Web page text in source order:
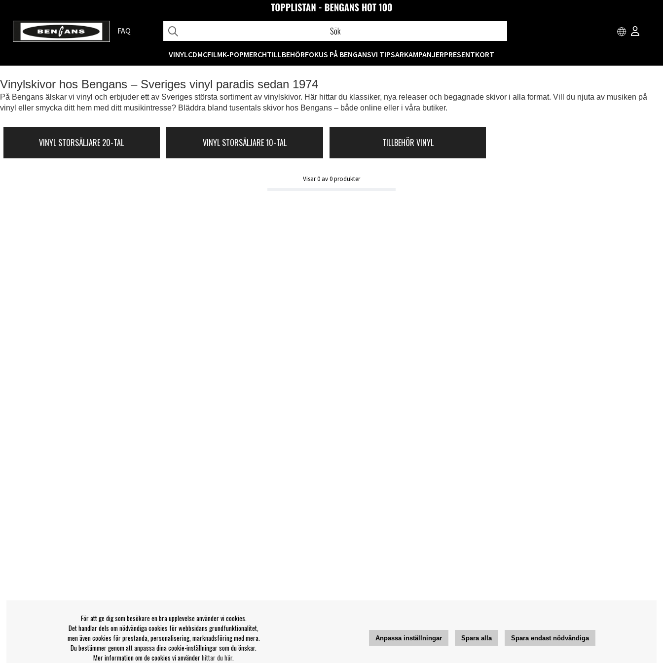
FAQ
VINYLCDMCFILMK-POPMERCHTILLBEHÖRFOKUS PÅ BENGANSVI TIPSARKAMPANJERPRESENTKORT
Vinylskivor hos Bengans – Sveriges vinyl paradis sedan 1974
På Bengans älskar vi vinyl och erbjuder ett av Sveriges största sortiment av vinylskivor. Här hittar du klassiker, nya releaser och begagnade skivor i alla format. Vill du njuta av musiken på
vinyl eller smycka ditt hem med ditt musikintresse? Bläddra bland tusentals skivor hos Bengans – både online eller i våra butiker.
VINYL STORSÄLJARE 20-TAL VINYL STORSÄLJARE 10-TAL TILLBEHÖR VINYL
Visar0 av0produkter
För att ge dig som besökare en bra upplevelse använder vi cookies.
Det handlar dels om nödvändiga cookies för webbsidans grundfunktionalitet,
men även cookies för prestanda, personalisering, marknadsföring med mera.
Du bestämmer genom att anpassa dina cookie-inställningar som du önskar.
Mer information om de cookies vi använderhittar du här.
Anpassa inställningar Spara alla Spara endast nödvändiga